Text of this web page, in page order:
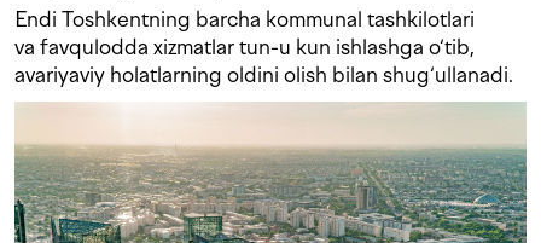
Endi Toshkentning barcha kommunal tashkilotlari
va favqulodda xizmatlar tun-u kun ishlashga o‘tib,
avariyaviy holatlarning oldini olish bilan shug‘ullanadi.